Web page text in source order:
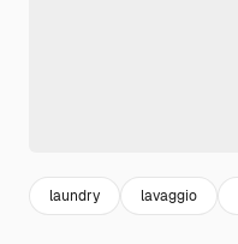
laundry lavaggio